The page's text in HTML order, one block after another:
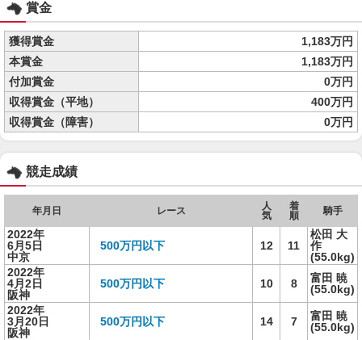
賞金
獲得賞金
1,183万円
本賞金
1,183万円
付加賞金
0万円
収得賞金（平地）
400万円
収得賞金（障害）
0万円
競走成績
年月日 レース
人
気
着
順
騎手
2022年
6月5日
中京
500万円以下 12 11
松田 大
作
(55.0kg)
2022年
4月2日
阪神
500万円以下 10 8
富田 暁
(55.0kg)
2022年
3月20日
阪神
500万円以下 14 7
富田 暁
(55.0kg)